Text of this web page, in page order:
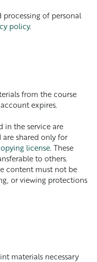
of personal
policy.
from the course
expires.
in the service are
shared only for
license. These
to others.
content must not be
or viewing protections
materials necessary